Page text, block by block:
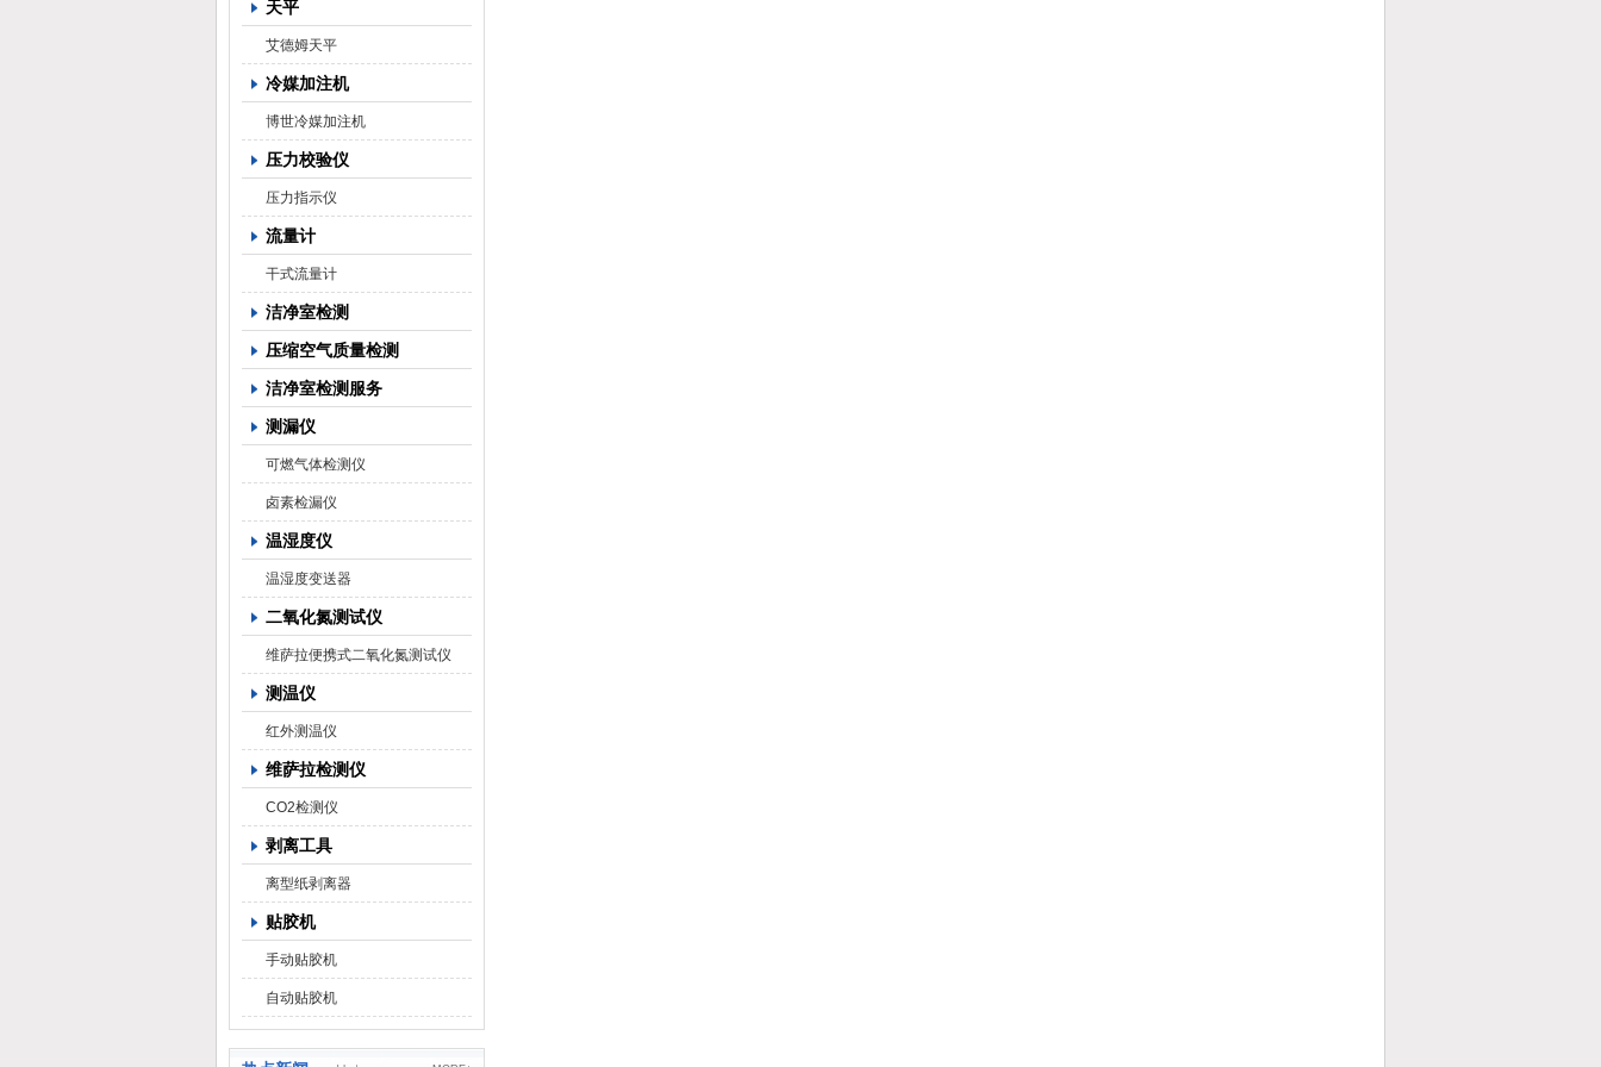
天平
艾德姆天平
冷媒加注机
博世冷媒加注机
压力校验仪
压力指示仪
流量计
干式流量计
洁净室检测
压缩空气质量检测
洁净室检测服务
测漏仪
可燃气体检测仪
卤素检漏仪
温湿度仪
温湿度变送器
二氧化氮测试仪
维萨拉便携式二氧化氮测试仪
测温仪
红外测温仪
维萨拉检测仪
CO2检测仪
剥离工具
离型纸剥离器
贴胶机
手动贴胶机
自动贴胶机